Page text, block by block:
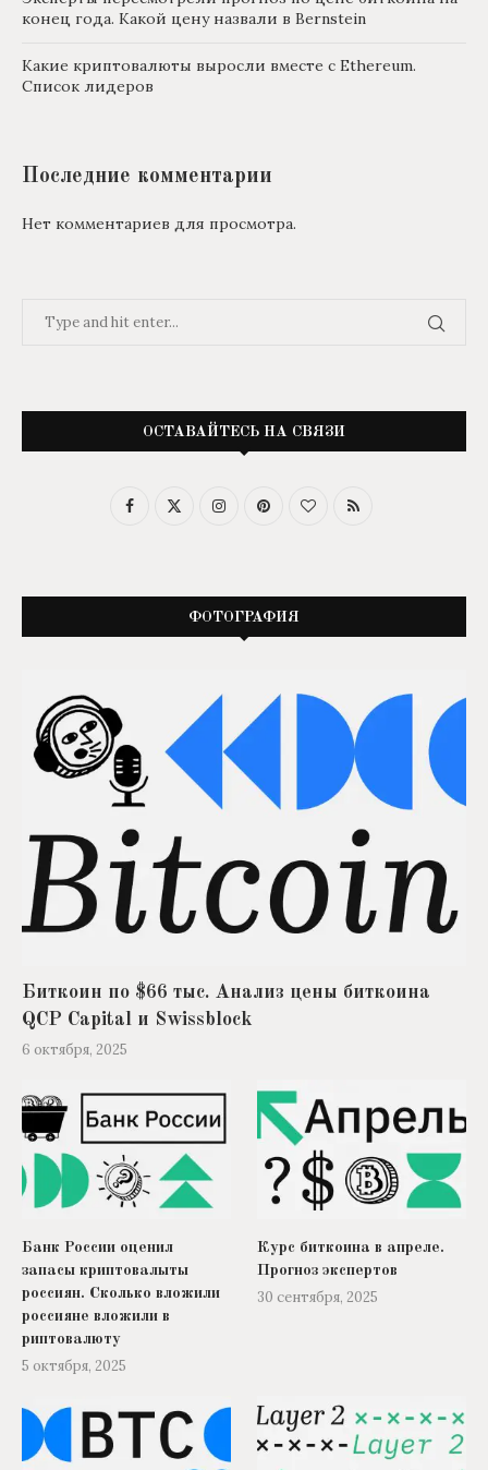
конец года. Какой цену назвали в Bernstein
Какие криптовалюты выросли вместе с Ethereum.
Список лидеров
Последние комментарии
Нет комментариев для просмотра.
ОСТАВАЙТЕСЬ НА СВЯЗИ
ФОТОГРАФИЯ
Биткоин по $66 тыс. Анализ цены биткоина
QCP Capital и Swissblock
6 октября, 2025
Банк России оценил
запасы криптовалыты
россиян. Сколько вложили
россияне вложили в
риптовалюту
5 октября, 2025
Курс биткоина в апреле.
Прогноз экспертов
30 сентября, 2025